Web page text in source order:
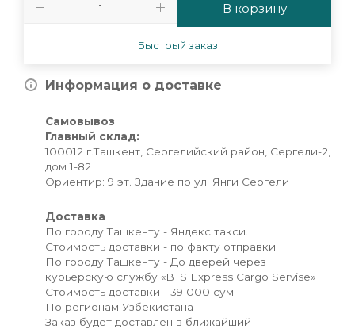
В корзину
Быстрый заказ
Информация о доставке
Самовывоз
Главный склад:
100012 г.Ташкент, Сергелийский район, Сергели-2,
дом 1-82
Ориентир: 9 эт. Здание по ул. Янги Сергели
Доставка
По городу Ташкенту - Яндекс такси.
Стоимость доставки - по факту отправки.
По городу Ташкенту - До дверей через
курьерскую службу «BTS Express Cargo Servise»
Стоимость доставки - 39 000 сум.
По регионам Узбекистана
Заказ будет доставлен в ближайший